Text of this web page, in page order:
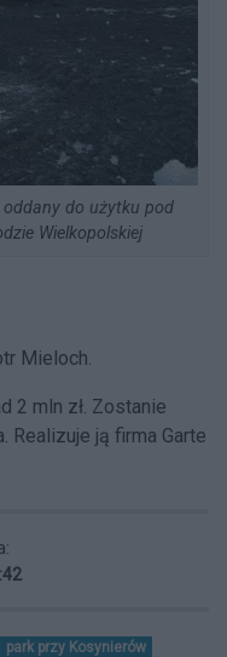
do użytku pod
Wielkopolskiej
Mieloch.
2 mln zł. Zostanie
Realizuje ją firma Garte
park przy Kosynierów